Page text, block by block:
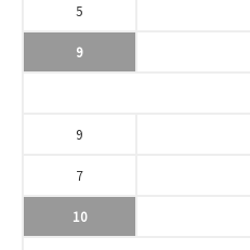
5
9
9
7
10